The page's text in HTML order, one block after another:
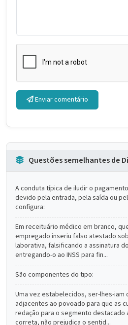
Enviar comentário
Questões semelhantes de
A conduta típica de iludir o
devido pela entrada, pela saída ou
configura:
Em receituário médico em branco,
empregado inseriu falso atestado
laborativa, falsificando a assinatura
entregando-o ao INSS para fin...
São componentes do tipo:
Uma vez estabelecidos, ser-lhes-
adjacentes ao povoado para que as
redação para o segmento destacado
correta, não prejudica o sentid...